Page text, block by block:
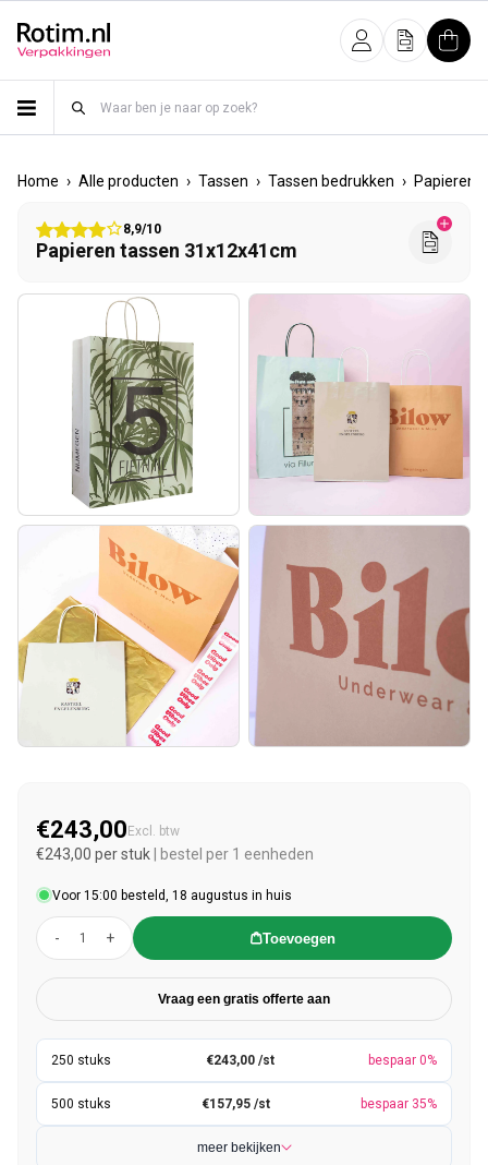
InloggenOfferte
Home › Alle producten › Tassen › Tassen bedrukken › Papieren
8,9/10
Papieren tassen 31x12x41cm
Normale prijs
€243,00 Excl. btw
€243,00 per stuk | bestel per 1 eenheden
Voor 15:00 besteld, 18 augustus in huis
- + Toevoegen
Vraag een gratis offerte aan
€243,00 /st bespaar 0%
€157,95 /st bespaar 35%
meer bekijken